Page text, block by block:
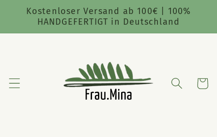
zum
Inhalt
Kostenloser Versand ab 100€ | 100%
HANDGEFERTIGT in Deutschland